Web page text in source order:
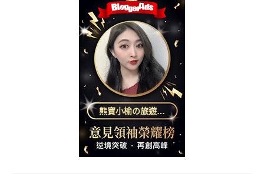
熊寶小榆の旅遊日
記